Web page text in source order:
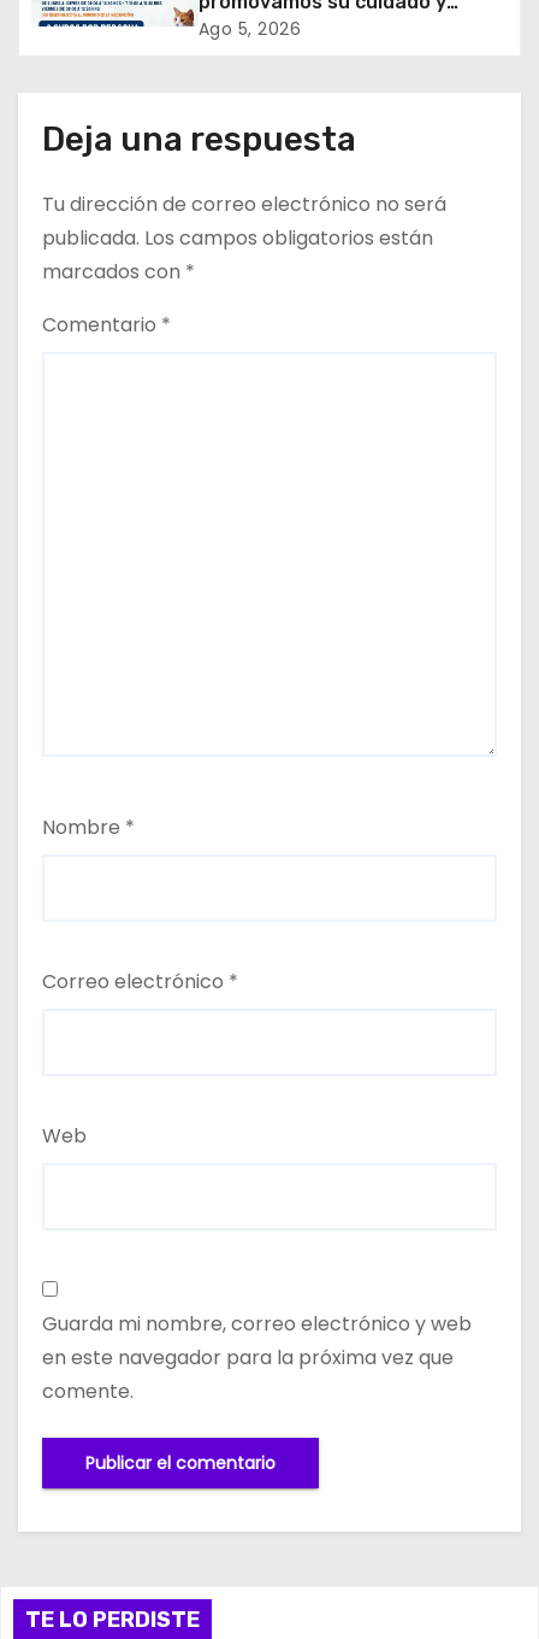
e
t
a
d
a
tenencia responsable!
Ago 5, 2026
Deja una respuesta
Tu dirección de correo electrónico no será
publicada. Los campos obligatorios están
marcados con *
Comentario *
Nombre *
Correo electrónico *
Web
Guarda mi nombre, correo electrónico y web
en este navegador para la próxima vez que
comente.
TE LO PERDISTE